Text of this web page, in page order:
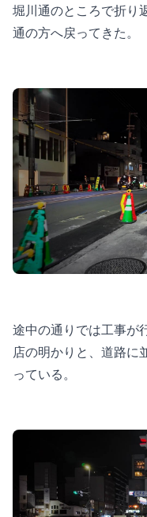
堀川通のところで折り
通の方へ戻ってきた。
途中の通りでは工事が
店の明かりと、道路に
っている。